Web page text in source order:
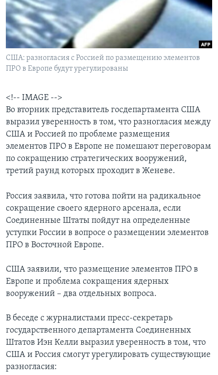
Learning English
СОЦИАЛЬНЫЕ СЕТИ
США: разногласия с Россией по размещению элементов
ПРО в Европе будут урегулированы
<!-- IMAGE -->
Во вторник представитель госдепартамента США
выразил уверенность в том, что разногласия между
США и Россией по проблеме размещения
элементов ПРО в Европе не помешают переговорам
по сокращению стратегических вооружений,
третий раунд которых проходит в Женеве.
Россия заявила, что готова пойти на радикальное
сокращение своего ядерного арсенала, если
Соединенные Штаты пойдут на определенные
уступки России в вопросе о размещении элементов
ПРО в Восточной Европе.
США заявили, что размещение элементов ПРО в
Европе и проблема сокращения ядерных
вооружений – два отдельных вопроса.
В беседе с журналистами пресс-секретарь
государственного департамента Соединенных
Штатов Иэн Келли выразил уверенность в том, что
США и Россия смогут урегулировать существующие
разногласия: